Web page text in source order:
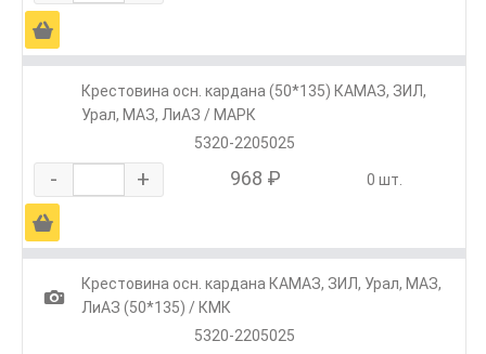
Ä
Крестовина осн. кардана (50*135) КАМАЗ, ЗИЛ,
Урал, МАЗ, ЛиАЗ / МАРК
5320-2205025
- + 968 ₽ 0 шт.
Ä
1
Крестовина осн. кардана КАМАЗ, ЗИЛ, Урал, МАЗ,
ЛиАЗ (50*135) / КМК
5320-2205025